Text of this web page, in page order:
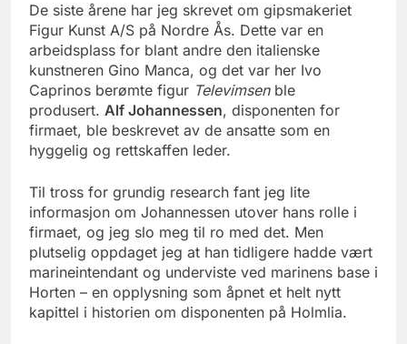
De siste årene har jeg skrevet om gipsmakeriet
Figur Kunst A/S på Nordre Ås. Dette var en
arbeidsplass for blant andre den italienske
kunstneren Gino Manca, og det var her Ivo
Caprinos berømte figur Televimsenble
produsert. Alf Johannessen, disponenten for
firmaet, ble beskrevet av de ansatte som en
hyggelig og rettskaffen leder.
Til tross for grundig research fant jeg lite
informasjon om Johannessen utover hans rolle i
firmaet, og jeg slo meg til ro med det. Men
plutselig oppdaget jeg at han tidligere hadde vært
marineintendant og underviste ved marinens base i
Horten – en opplysning som åpnet et helt nytt
kapittel i historien om disponenten på Holmlia.